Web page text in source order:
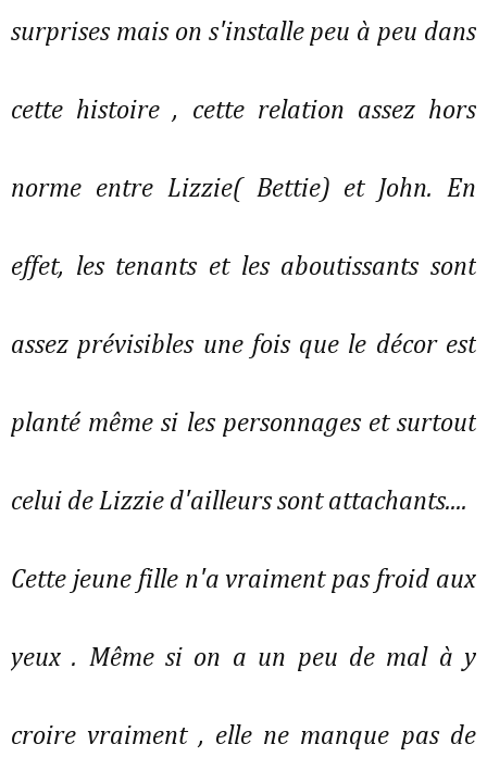
surprises mais on s'installe peu à peu dans
cette histoire , cette relation assez hors
norme entre Lizzie( Bettie) et John. En
effet, les tenants et les aboutissants sont
assez prévisibles une fois que le décor est
planté même si les personnages et surtout
celui de Lizzie d'ailleurs sont attachants....
Cette jeune fille n'a vraiment pas froid aux
yeux . Même si on a un peu de mal à y
croire vraiment , elle ne manque pas de